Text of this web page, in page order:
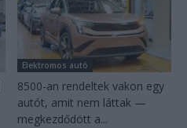
Elektromos autó
8500-an rendeltek vakon egy
autót, amit nem láttak —
megkezdődött a...